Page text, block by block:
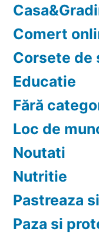
Comert
Corsete de
Educatie
Fără
Loc de
Noutati
Nutritie
Pastreaza
Paza si